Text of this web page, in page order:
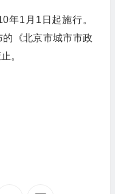
年1月1日起施行。
《北京市城市市政
。